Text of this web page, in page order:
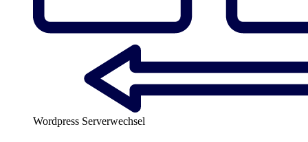
Wordpress Serverwechsel